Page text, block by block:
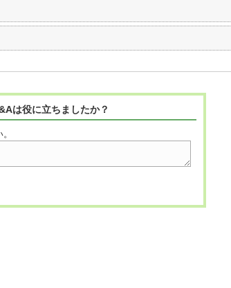
は役に立ちましたか？